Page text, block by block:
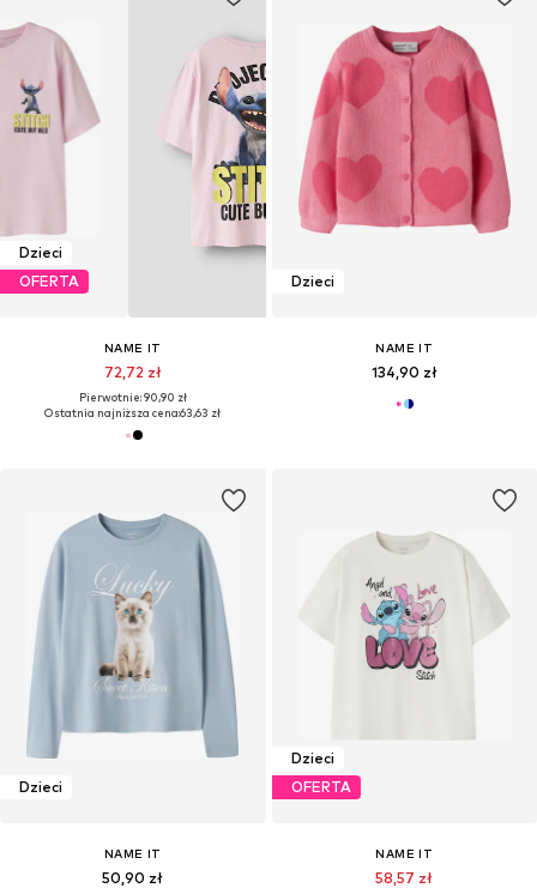
Dzieci
OFERTA
NAME IT
72,72 zł
Pierwotnie: 90,90 zł
Ostatnia najniższa cena:63,63 zł
Dzieci
NAME IT
134,90 zł
Dzieci
NAME IT
50,90 zł
Dzieci
OFERTA
NAME IT
58,57 zł